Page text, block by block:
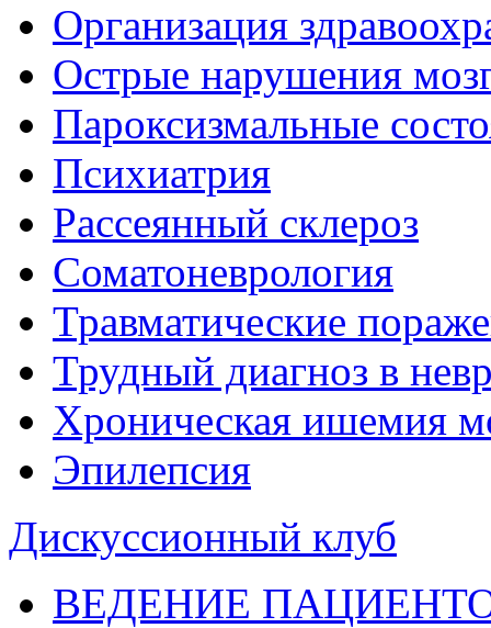
Организация
Острые нарушения
Пароксизмальные
Психиатрия
Рассеянный склероз
Соматоневрология
Травматические
Трудный диагноз в
Хроническая ишемия
Эпилепсия
Дискуссионный клуб
ВЕДЕНИЕ